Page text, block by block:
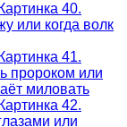
40.
или когда волк
41.
пророком или
миловать
42.
или